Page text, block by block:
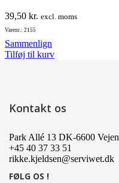
39,50 kr. excl. moms
Varenr.: 2155
Sammenlign
Tilføj til kurv
Kontakt os
Park Allé 13 DK-6600 Vejen
+45 40 37 33 51
rikke.kjeldsen@serviwet.dk
FØLG OS !